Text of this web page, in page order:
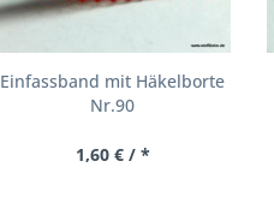
Einfassband mit Häkelborte
Nr.90
1,60 € / *